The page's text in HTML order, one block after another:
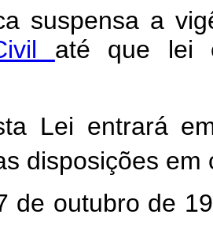
suspensa a
até que lei
Lei entrará
disposições
de outubro de